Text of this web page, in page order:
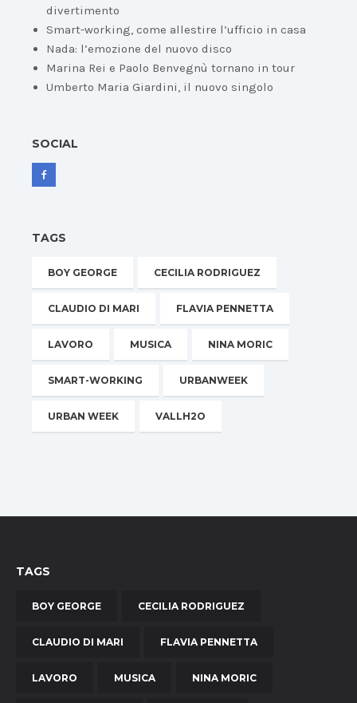
divertimento
Smart-working, come allestire l’ufficio in casa
Nada: l’emozione del nuovo disco
Marina Rei e Paolo Benvegnù tornano in tour
Umberto Maria Giardini, il nuovo singolo
SOCIAL
TAGS
BOY GEORGE CECILIA RODRIGUEZ
CLAUDIO DI MARI FLAVIA PENNETTA
LAVORO MUSICA NINA MORIC
SMART-WORKING URBANWEEK
URBAN WEEK VALLH2O
TAGS
BOY GEORGE CECILIA RODRIGUEZ
CLAUDIO DI MARI FLAVIA PENNETTA
LAVORO MUSICA NINA MORIC